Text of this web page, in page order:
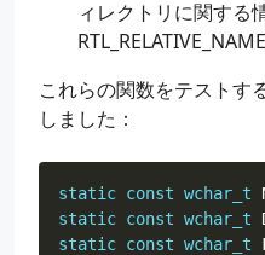
ィレクトリに関する
これらの関数をテストす
しました：
static const wchar_t
static const wchar_t
static const wchar_t